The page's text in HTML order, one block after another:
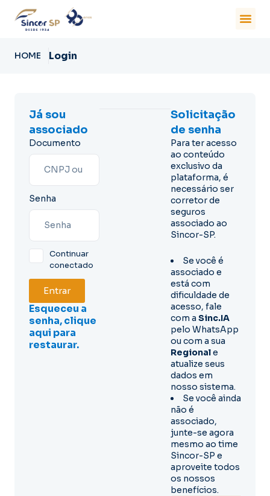
HOME Login
Já sou
associado
Documento
Senha
Continuar
conectado
Entrar
Esqueceu a
senha, clique
aqui para
restaurar.
Solicitação
de senha
Para ter acesso
ao conteúdo
exclusivo da
plataforma, é
necessário ser
corretor de
seguros
associado ao
Sincor-SP.
Se você é
associado e
está com
dificuldade de
acesso, fale
com a Sinc.IA
pelo WhatsApp
ou com a sua
Regionale
atualize seus
dados em
nosso sistema.
Se você ainda
não é
associado,
junte-se agora
mesmo ao time
Sincor-SP e
aproveite todos
os nossos
benefícios.